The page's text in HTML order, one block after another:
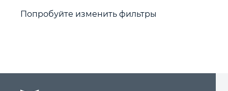
Столярный инструмент
Попробуйте изменить фильтры